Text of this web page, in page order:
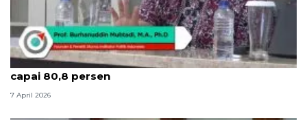
Indikator: Kepuasan publik mudik Lebaran 2026
capai 80,8 persen
7 April 2026